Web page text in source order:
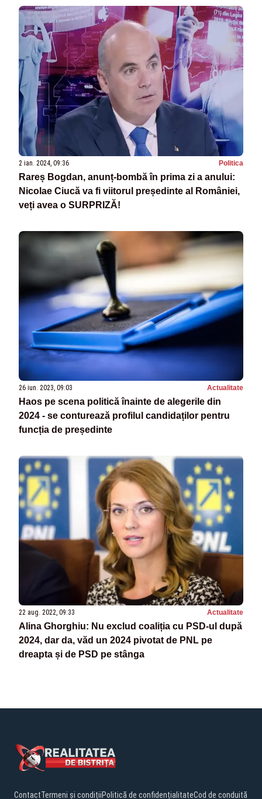
2 ian. 2024, 09:36 Politica
Rareș Bogdan, anunț-bombă în prima zi a anului:
Nicolae Ciucă va fi viitorul președinte al României,
veți avea o SURPRIZĂ!
26 iun. 2023, 09:03 Actualitate
Haos pe scena politică înainte de alegerile din
2024 - se conturează profilul candidaților pentru
funcția de președinte
22 aug. 2022, 09:33 Actualitate
Alina Ghorghiu: Nu exclud coaliția cu PSD-ul după
2024, dar da, văd un 2024 pivotat de PNL pe
dreapta și de PSD pe stânga
ContactTermeni și condițiiPolitică de confidențialitateCod de conduită